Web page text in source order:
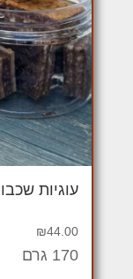
עוגיות
₪44.00
170 גרם